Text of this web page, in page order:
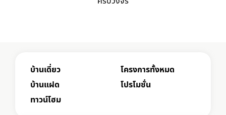
บ้านเดี่ยว
บ้านแฝด
ทาวน์โฮม
โครงการทั้งหมด
โปรโมชั่น